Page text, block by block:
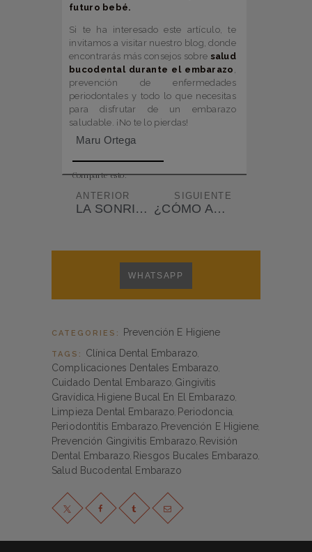
futuro bebé.
Si te ha interesado este artículo, te
invitamos a visitar nuestro blog, donde
encontrarás más consejos sobre salud
bucodental durante el embarazo
prevención de enfermedades
periodontales y todo lo que necesitas
para disfrutar de un embarazo
saludable. ¡No te lo pierdas!
Maru Ortega
Comparte esto:
ANTERIOR
LA SONRISA, EL MEJOR ESPEJO DE NUESTRA SALUD GENERAL
SIGUIENTE
¿CÓMO ACTUAR SI SUFRES UNA FRACTURA DENTAL?
WHATSAPP
CATEGORIES: Prevención E Higiene
TAGS: Clínica Dental Embarazo,
Complicaciones Dentales Embarazo,
Cuidado Dental Embarazo, Gingivitis
Gravídica, Higiene Bucal En El Embarazo,
Limpieza Dental Embarazo, Periodoncia,
Periodontitis Embarazo, Prevención E Higiene,
Prevención Gingivitis Embarazo, Revisión
Dental Embarazo, Riesgos Bucales Embarazo,
Salud Bucodental Embarazo